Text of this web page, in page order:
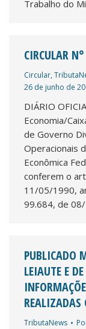
Trabalho do
CIRCULAR
Circular,
26 de junho de
DIÁRIO
Economia/
de Governo
Operacionais
Econômica
conferem o
11/05/1990,
99.684, de
PUBLICADO
LEIAUTE E
REALIZADAS
TributaNews